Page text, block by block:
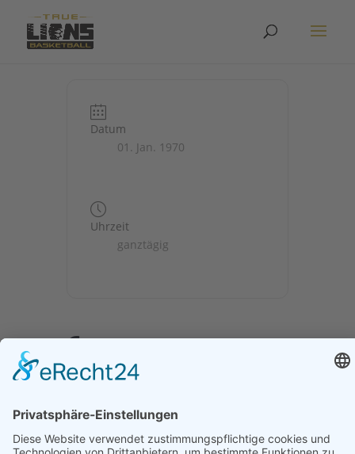
Datum
01. Jan. 1970
Uhrzeit
ganztägig
6.
für alle
Spielklassen